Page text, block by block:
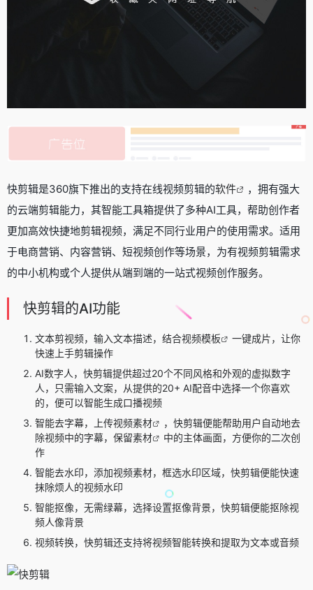
快剪辑是360旗下推出的支持在线视频剪辑的软件
，拥有强大
的云端剪辑能力，其智能工具箱提供了多种AI工具，帮助创作者
更加高效快捷地剪辑视频，满足不同行业用户的使用需求。适用
于电商营销、内容营销、短视频创作等场景，为有视频剪辑需求
的中小机构或个人提供从端到端的一站式视频创作服务。
快剪辑的AI功能
文本剪视频，输入文本描述，结合视频模板
一键成片，让你
快速上手剪辑操作
AI数字人，快剪辑提供超过20个不同风格和外观的虚拟数字
人，只需输入文案，从提供的20+ AI配音中选择一个你喜欢
的，便可以智能生成口播视频
智能去字幕，上传视频素材
，快剪辑便能帮助用户自动地去
除视频中的字幕，保留素材
中的主体画面，方便你的二次创
作
智能去水印，添加视频素材，框选水印区域，快剪辑便能快速
抹除烦人的视频水印
智能抠像，无需绿幕，选择设置抠像背景，快剪辑便能抠除视
频人像背景
视频转换，快剪辑还支持将视频智能转换和提取为文本或音频